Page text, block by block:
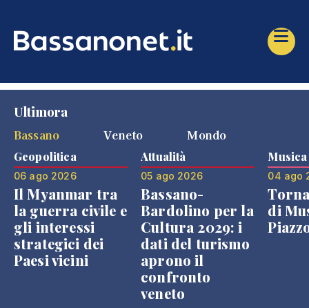
Ultimora
Bassano
Veneto Mondo
Geopolitica
06 ago 2026
Il Myanmar tra
la guerra civile e
gli interessi
strategici dei
Paesi vicini
Attualità
05 ago 2026
Bassano-
Bardolino per la
Cultura 2029: i
dati del turismo
aprono il
confronto
veneto
Musica
04 ago
di